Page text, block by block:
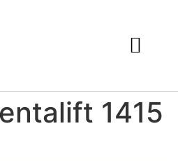
1415